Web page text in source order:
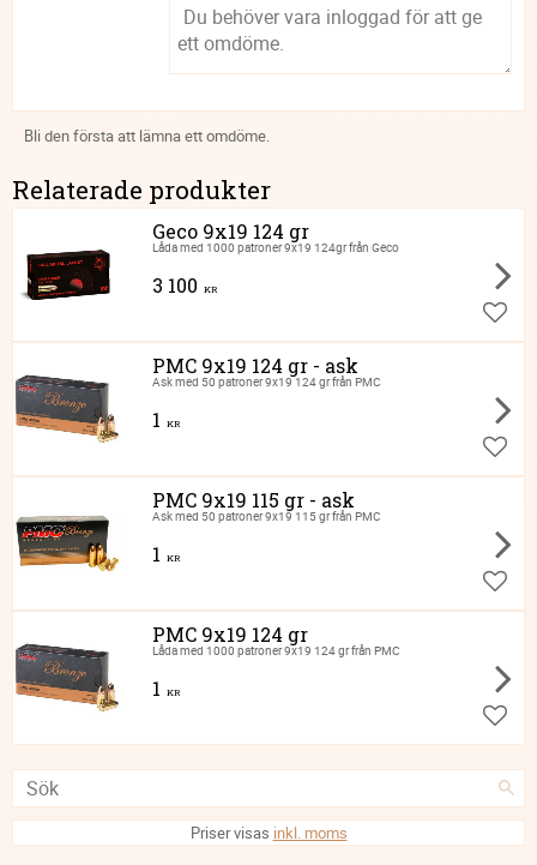
Bli den första att lämna ett omdöme.
Relaterade produkter
Geco 9x19 124 gr
Låda med 1000 patroner 9x19 124gr från Geco
3 100 KR
Lägg
PMC 9x19 124 gr - ask
Ask med 50 patroner 9x19 124 gr från PMC
1 KR
Lägg
PMC 9x19 115 gr - ask
Ask med 50 patroner 9x19 115 gr från PMC
1 KR
Lägg
PMC 9x19 124 gr
Låda med 1000 patroner 9x19 124 gr från PMC
1 KR
Lägg
Priser visas inkl. moms